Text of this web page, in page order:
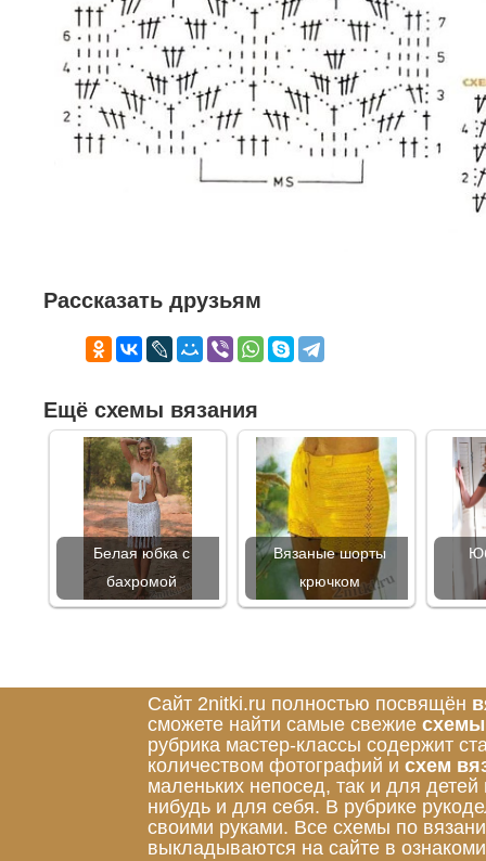
Рассказать друзьям
Ещё схемы вязания
Белая юбка с
бахромой
Вязаные шорты
крючком
Сайт 2nitki.ru полностью посвящён
сможете найти самые свежие схемы
рубрика мастер-классы содержит
количеством фотографий и схем
маленьких непосед, так и для
нибудь и для себя. В рубрике
своими руками. Все схемы по
выкладываются на сайте в